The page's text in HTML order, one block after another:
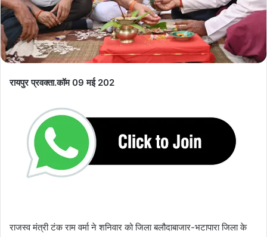
रायपुर प्रवक्ता.कॉम 09 मई 202
राजस्व मंत्री टंक राम वर्मा ने शनिवार को जिला बलौदाबाजार-भटापारा जिला के